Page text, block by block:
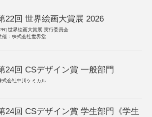
22回 世界絵画大賞展 2026
世界絵画大賞展 実行委員会
催：株式会社世界堂
24回 CSデザイン賞 一般部門
式会社中川ケミカル
24回 CSデザイン賞 学生部門《学生